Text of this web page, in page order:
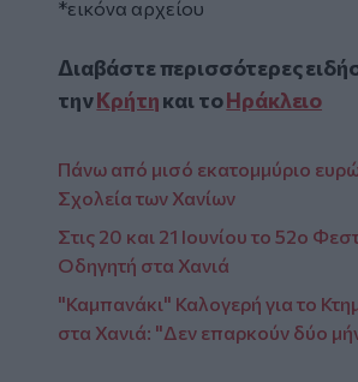
*εικόνα αρχείου
Διαβάστε περισσότερες
τηνΚρήτηκαι τοΗράκλειο
Πάνω από μισό εκατομμύριο ευρώ
Σχολεία των Χανίων
Στις 20 και 21 Ιουνίου το 52ο
Οδηγητή στα Χανιά
"Καμπανάκι" Καλογερή για το
στα Χανιά: "Δεν επαρκούν δύο